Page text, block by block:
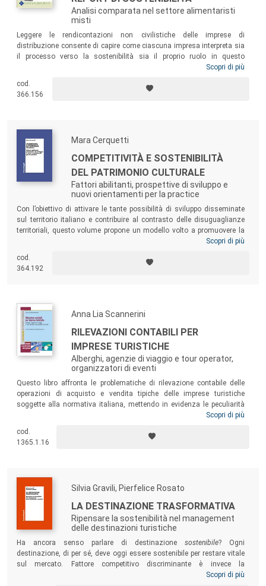
Analisi comparata nel settore alimentaristi
misti
Leggere le rendicontazioni non civilistiche delle imprese di
distribuzione consente di capire come ciascuna impresa interpreta sia
il processo verso la sostenibilità sia il proprio ruolo in questo
processo. Il volume prende in esame i bilanci di 17 insegne tra
dettaglio, cooperative di consumo e unioni volontarie relative sia alle
sedi centrali che alle sedi locali, con l’intento di fotografare i livelli di
Scopri di più
cod.
366.156
Mara Cerquetti
COMPETITIVITÀ E SOSTENIBILITÀ
DEL PATRIMONIO CULTURALE
Fattori abilitanti, prospettive di sviluppo e
nuovi orientamenti per la practice
Con l’obiettivo di attivare le tante possibilità di sviluppo disseminate
sul territorio italiano e contribuire al contrasto delle disuguaglianze
territoriali, questo volume propone un modello volto a promuovere la
competitività e la sostenibilità dell’offerta culturale, anche in chiave
naturali e culturali uniche, ma ancora poco note e, talvolta, a rischio di
abbandono.
Scopri di più
cod.
364.192
Anna Lia Scannerini
RILEVAZIONI CONTABILI PER
IMPRESE TURISTICHE
Alberghi, agenzie di viaggio e tour operator,
organizzatori di eventi
Questo libro affronta le problematiche di rilevazione contabile delle
operazioni di acquisto e vendita tipiche delle imprese turistiche
soggette alla normativa italiana, mettendo in evidenza le peculiarità
legate all’applicazione della normativa Iva prevista per i soggiorni
viaggi o di eventi. Pensato come supporto per gli studenti dei corsi di
laurea che affrontano il tema della contabilità delle imprese turistiche,
Scopri di più
cod.
1365.1.16
Silvia Gravili, Pierfelice Rosato
LA DESTINAZIONE TRASFORMATIVA
Ripensare la sostenibilità nel management
delle destinazioni turistiche
Ha ancora senso parlare di destinazione sostenibile? Ogni
destinazione, di per sé, deve oggi essere sostenibile per restare vitale
sul mercato. Fattore competitivo discriminante è invece la
, cioè la capacità di una destinazione di liberare e
Scopri di più